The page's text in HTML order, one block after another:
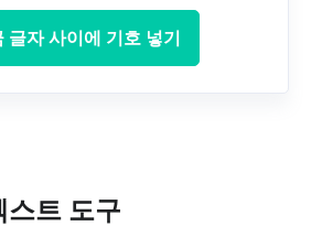
글자 사이에 기호 넣기
스트 도구